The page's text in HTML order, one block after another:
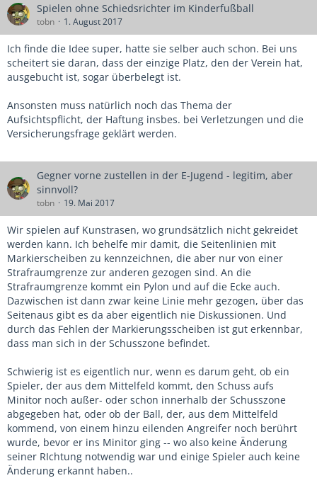
Spielen ohne Schiedsrichter im Kinderfußball
tobn 1. August 2017
Ich finde die Idee super, hatte sie selber auch schon. Bei uns
scheitert sie daran, dass der einzige Platz, den der Verein hat,
ausgebucht ist, sogar überbelegt ist.
Ansonsten muss natürlich noch das Thema der
Aufsichtspflicht, der Haftung insbes. bei Verletzungen und die
Versicherungsfrage geklärt werden.
Gegner vorne zustellen in der E-Jugend - legitim, aber
sinnvoll?
tobn 19. Mai 2017
Wir spielen auf Kunstrasen, wo grundsätzlich nicht gekreidet
werden kann. Ich behelfe mir damit, die Seitenlinien mit
Markierscheiben zu kennzeichnen, die aber nur von einer
Strafraumgrenze zur anderen gezogen sind. An die
Strafraumgrenze kommt ein Pylon und auf die Ecke auch.
Dazwischen ist dann zwar keine Linie mehr gezogen, über das
Seitenaus gibt es da aber eigentlich nie Diskussionen. Und
durch das Fehlen der Markierungsscheiben ist gut erkennbar,
dass man sich in der Schusszone befindet.
Schwierig ist es eigentlich nur, wenn es darum geht, ob ein
Spieler, der aus dem Mittelfeld kommt, den Schuss aufs
Minitor noch außer- oder schon innerhalb der Schusszone
abgegeben hat, oder ob der Ball, der, aus dem Mittelfeld
kommend, von einem hinzu eilenden Angreifer noch berührt
wurde, bevor er ins Minitor ging -- wo also keine Änderung
seiner RIchtung notwendig war und einige Spieler auch keine
Änderung erkannt haben..